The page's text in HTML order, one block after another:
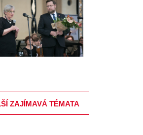
ZAJÍMAVÁ TÉMATA